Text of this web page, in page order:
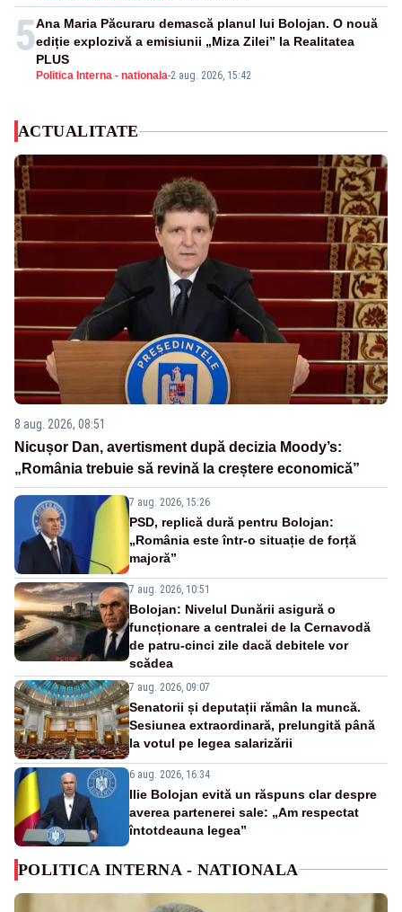
5
Politica Interna - nationala-2 aug. 2026, 15:42
Ana Maria Păcuraru demască planul lui Bolojan. O nouă
ediție explozivă a emisiunii „Miza Zilei” la Realitatea
PLUS
ACTUALITATE
8 aug. 2026, 08:51
Nicușor Dan, avertisment după decizia Moody’s:
„România trebuie să revină la creștere economică”
7 aug. 2026, 15:26
PSD, replică dură pentru Bolojan:
„România este într-o situație de forță
majoră”
7 aug. 2026, 10:51
Bolojan: Nivelul Dunării asigură o
funcționare a centralei de la Cernavodă
de patru-cinci zile dacă debitele vor
scădea
7 aug. 2026, 09:07
Senatorii și deputații rămân la muncă.
Sesiunea extraordinară, prelungită până
la votul pe legea salarizării
6 aug. 2026, 16:34
Ilie Bolojan evită un răspuns clar despre
averea partenerei sale: „Am respectat
întotdeauna legea”
POLITICA INTERNA - NATIONALA